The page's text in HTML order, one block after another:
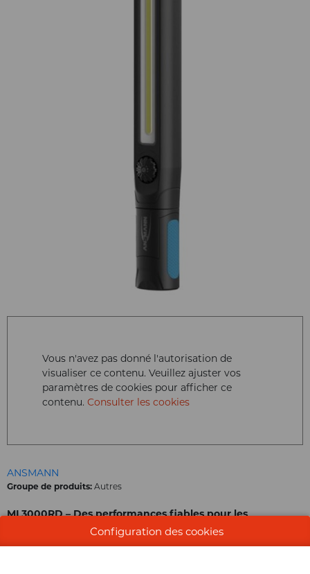
Vous n'avez pas donné l'autorisation de
visualiser ce contenu. Veuillez ajuster vos
paramètres de cookies pour afficher ce
contenu. Consulter les cookies
ANSMANN
Groupe de produits: Autres
ML3000RD – Des performances fiables pour les
Configuration des cookies